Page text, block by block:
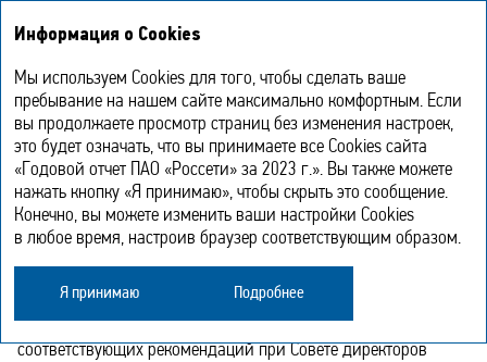
Комитеты Совета директоров
Комитеты Совета директоров являются
консультативно‑совещательными органами Совета
директоров Общества.
Для повышения эффективности принимаемых Советом
директоров решений, более подробного предварительного
рассмотрения наиболее важных вопросов и подготовки
соответствующих рекомендаций при Совете директоров
Информация о Cookies
Мы используем Cookies для того, чтобы сделать ваше
пребывание на нашем сайте максимально комфортным. Если
вы продолжаете просмотр страниц без изменения настроек,
это будет означать, что вы принимаете все Cookies сайта
«Годовой отчет ПАО «Россети» за 2023 г.». Вы также можете
нажать кнопку «Я принимаю», чтобы скрыть это сообщение.
Конечно, вы можете изменить ваши настройки Cookies
в любое время, настроив браузер соответствующим образом.
Я принимаю Подробнее